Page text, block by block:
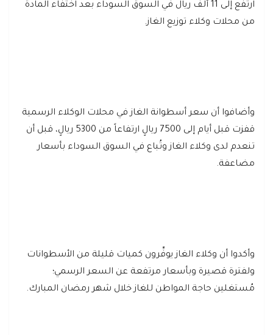
ارتفع إلى 11 ألف ريال في السوق السوداء بعد اختفاء المادة
من محلات وكلاء توزيع الغاز.
وأضافوا أن سعر أسطوانة الغاز في محلات الوكلاء الرسمية
قفزت قبل أيام إلى 7500 ريالٍ ارتفاعاً من 5300 ريالٍ، قبل أن
تنعدم لدى وكلاء الغاز وتُباع في السوق السوداء بأسعار
مضاعفة.
وأكدوا أن وكلاء الغاز يوفِّرون كميات قليلة من الأسطوانات
ولفترة قصيرة وبأسعار مرتفعة عن السعر الرسمي؛
مُستغلين حاجة المواطن للغاز خلال شهر رمضان المبارك.